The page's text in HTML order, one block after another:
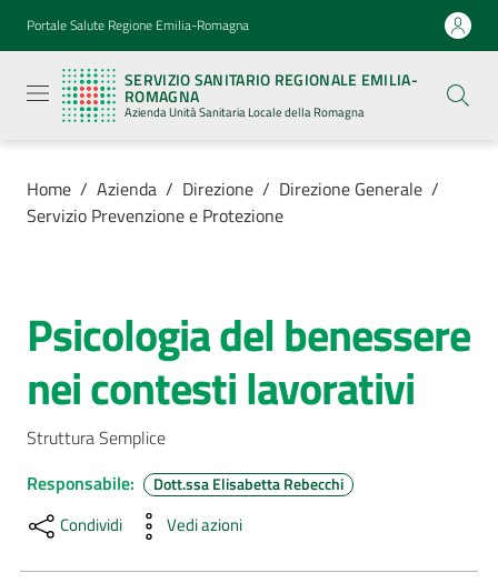
Vai al contenuto
Vai alla navigazione
Vai al footer
Portale Salute Regione Emilia-Romagna
SERVIZIO SANITARIO REGIONALE EMILIA-
ROMAGNA
Azienda Unità Sanitaria Locale della Romagna
Sanitario
Regionale
Emilia-
Romagna
Azienda
Sanitaria
Locale della
Romagna
Menu selezionato
Servizi
Menu selezionato
Luoghi
cura
AUSL
Comunica
Home / Azienda / Direzione / Direzione Generale /
Servizio Prevenzione e Protezione
Salta al contenuto
Psicologia del benessere
nei contesti lavorativi
Struttura Semplice
Responsabile: Dott.ssa Elisabetta Rebecchi
Condividi Vedi azioni